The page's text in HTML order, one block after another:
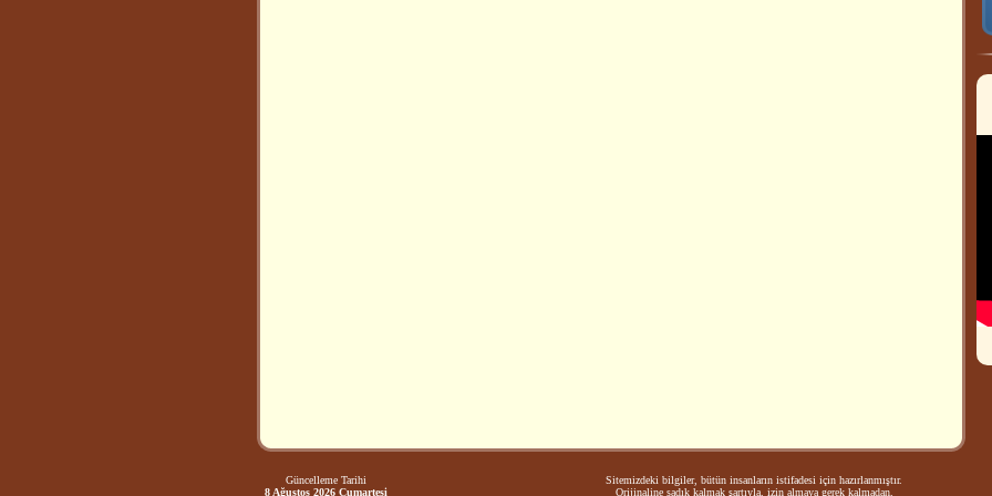
Güncelleme Tarihi
8 Ağustos 2026 Cumartesi
Sitemizdeki bilgiler, bütün insanların istifadesi için hazırlanmıştır.
Orijinaline sadık kalmak şartıyla, izin almaya gerek kalmadan,